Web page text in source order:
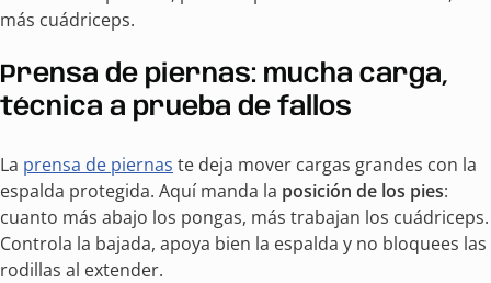
más cuádriceps.
Prensa de piernas: mucha carga,
técnica a prueba de fallos
La prensa de piernas te deja mover cargas grandes con la
espalda protegida. Aquí manda la posición de los pies:
cuanto más abajo los pongas, más trabajan los cuádriceps.
Controla la bajada, apoya bien la espalda y no bloquees las
rodillas al extender.